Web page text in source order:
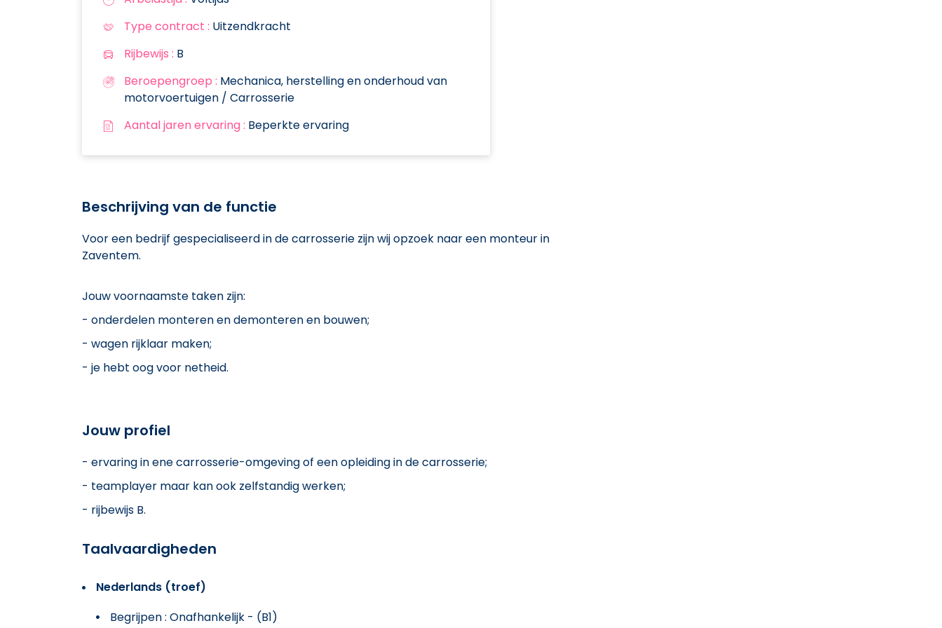
Type contract : Uitzendkracht
Rijbewijs : B
Beroepengroep : Mechanica, herstelling en onderhoud van
motorvoertuigen / Carrosserie
Aantal jaren ervaring : Beperkte ervaring
Beschrijving van de functie
Voor een bedrijf gespecialiseerd in de carrosserie zijn wij opzoek naar een monteur in
Zaventem.
Jouw voornaamste taken zijn:
- onderdelen monteren en demonteren en bouwen;
- wagen rijklaar maken;
- je hebt oog voor netheid.
Jouw profiel
- ervaring in ene carrosserie-omgeving of een opleiding in de carrosserie;
- teamplayer maar kan ook zelfstandig werken;
- rijbewijs B.
Taalvaardigheden
Nederlands (troef)
Begrijpen : Onafhankelijk - (B1)